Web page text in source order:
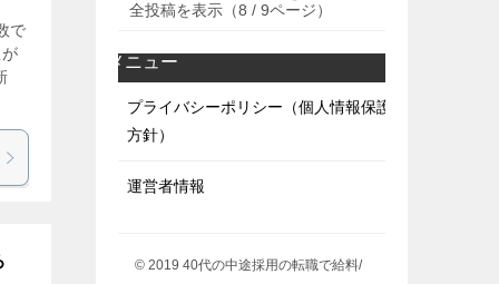
で
全投稿を表示（8 / 9ページ）
メニュー
プライバシーポリシー（個人情報保護
方針）
運営者情報
© 2019 40代の中途採用の転職で給料/